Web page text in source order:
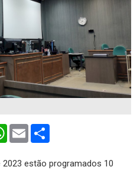
WhatsApp
Email
estão programados 10